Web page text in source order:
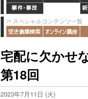
スペシャルコンテンツ一覧
宅配に欠かせ
第18回
2023年7月11日 (火)